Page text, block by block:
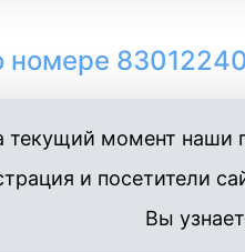
номере
текущий момент наши
и посетители
Вы